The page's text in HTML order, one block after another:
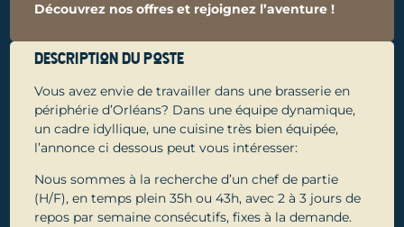
Découvrez nos offres et rejoignez l’aventure !
Description du poste
Vous avez envie de travailler dans une brasserie en
périphérie d’Orléans? Dans une équipe dynamique,
un cadre idyllique, une cuisine très bien équipée,
l’annonce ci dessous peut vous intéresser:
Nous sommes à la recherche d’un chef de partie
(H/F), en temps plein 35h ou 43h, avec 2 à 3 jours de
repos par semaine consécutifs, fixes à la demande.